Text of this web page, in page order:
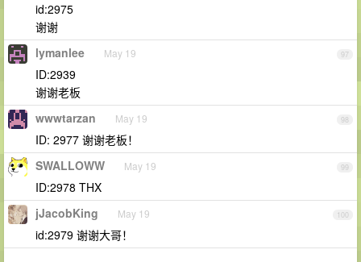
id:2975
谢谢
97
lymanlee May 19
ID:2939
谢谢老板
98
wwwtarzan May 19
ID: 2977 谢谢老板！
99
SWALLOWW May 19
ID:2978 THX
100
jJacobKing May 19
id:2979 谢谢大哥！